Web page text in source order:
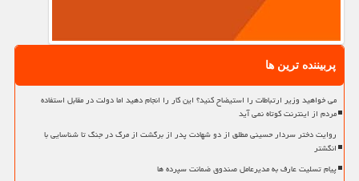
پربیننده ترین ها
می خواهید وزیر ارتباطات را استیضاح کنید؟ این کار را انجام دهید اما دولت در مقابل استفاده
مردم از اینترنت کوتاه نمی آید
روایت دختر سردار حسینی مطلق از دو شهادت پدر از برگشت از مرگ در جنگ تا شناسایی با
انگشتر
پیام تسلیت عارف به مدیرعامل صندوق ضمانت سپرده ها